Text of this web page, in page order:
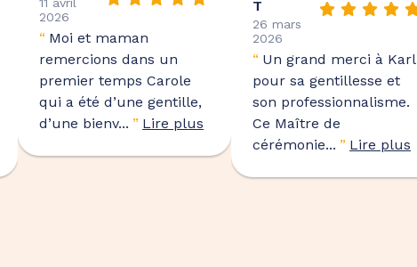
2026
“ Moi et maman
remercions dans un
premier temps Carole
qui a été d’une gentille,
d’une bienv... ” Lire plus
T
26 mars
2026
“ Un grand merci à Karl
pour sa gentillesse et
son professionnalisme.
Ce Maître de
cérémonie... ” Lire plus